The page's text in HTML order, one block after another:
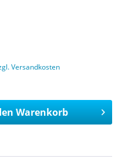
Versandkosten
Warenkorb